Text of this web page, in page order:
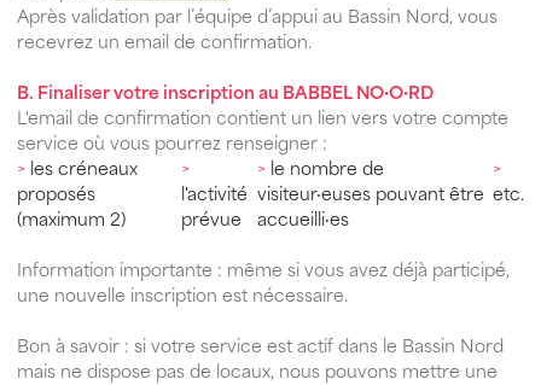
Après validation par l’équipe d’appui au Bassin Nord, vous
recevrez un email de confirmation.
B. Finaliser votre inscription au BABBEL NO·O·RD
L'email de confirmation contient un lien vers votre compte
service où vous pourrez renseigner :
> les créneaux
proposés
(maximum 2)
>
l'activité
prévue
> le nombre de
visiteur·euses pouvant être
accueilli·es
>
etc.
Information importante : même si vous avez déjà participé,
une nouvelle inscription est nécessaire.
Bon à savoir : si votre service est actif dans le Bassin Nord
mais ne dispose pas de locaux, nous pouvons mettre une